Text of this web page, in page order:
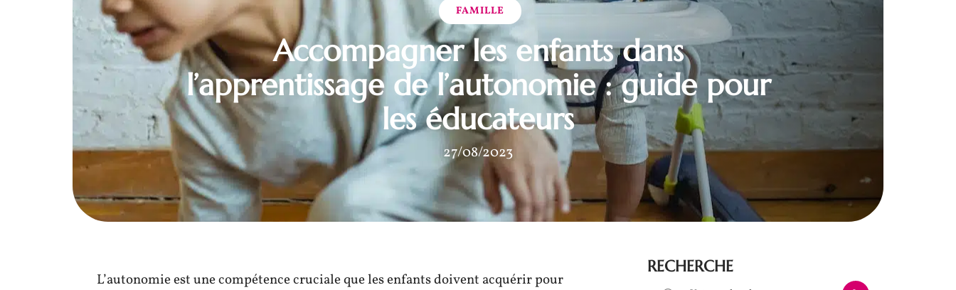
FAMILLE
Accompagner les enfants dans
l’apprentissage de l’autonomie : guide pour
les éducateurs
27/08/2023
L’autonomie est une compétence cruciale que les enfants doivent acquérir pour
RECHERCHE